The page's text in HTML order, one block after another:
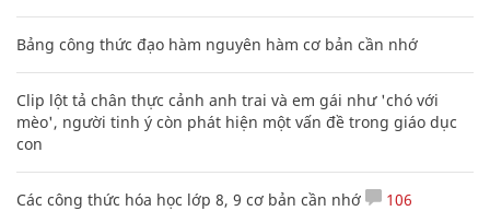
Bảng công thức đạo hàm nguyên hàm cơ bản cần nhớ
Clip lột tả chân thực cảnh anh trai và em gái như 'chó với
mèo', người tinh ý còn phát hiện một vấn đề trong giáo dục
con
Các công thức hóa học lớp 8, 9 cơ bản cần nhớ 106